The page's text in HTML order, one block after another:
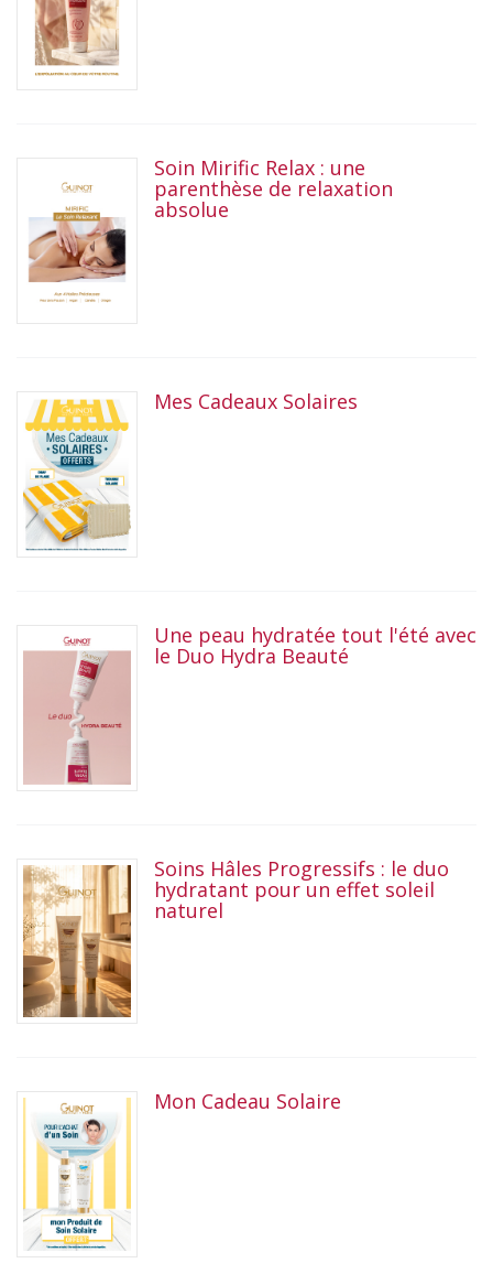
Soin Mirific Relax : une
parenthèse de relaxation
absolue
Mes Cadeaux Solaires
Une peau hydratée tout l'été avec
le Duo Hydra Beauté
Soins Hâles Progressifs : le duo
hydratant pour un effet soleil
naturel
Mon Cadeau Solaire